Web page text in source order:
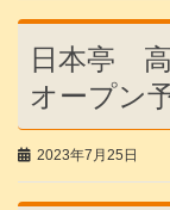
日本亭
オープン
2023年7月25日